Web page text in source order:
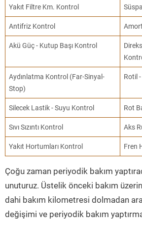
Yakıt Filtre Km. Kontrol
Antifriz Kontrol
Akü Güç - Kutup Başı Kontrol
Aydınlatma Kontrol (Far-Sinyal-
Stop)
Rotil
Silecek Lastik - Suyu Kontrol Rot
Sıvı Sızıntı Kontrol Aks
Yakıt Hortumları Kontrol Fren
Çoğu zaman periyodik bakım
unuturuz. Üstelik önceki bakım
dahi bakım kilometresi dolmadan
değişimi ve periyodik bakım